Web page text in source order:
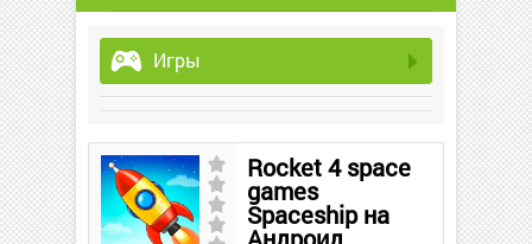
Игры
Rocket 4 space
games
Spaceship на